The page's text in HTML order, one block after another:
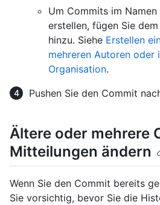
Um Commits im
erstellen, fügen Sie
hinzu. Siehe Erstellen
mehreren Autoren oder
Organisation.
Pushen Sie den Commit
Ältere oder mehrere
Mitteilungen ändern
Wenn Sie den Commit bereits
Sie vorsichtig, bevor Sie die